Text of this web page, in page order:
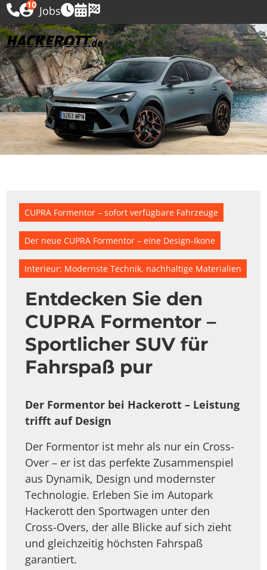
10 Jobs
CUPRA Formentor – sofort verfügbare Fahrzeuge
Der neue CUPRA Formentor – eine Design-Ikone
Interieur: Modernste Technik, nachhaltige Materialien
Entdecken Sie den
CUPRA Formentor –
Sportlicher SUV für
Fahrspaß pur
Der Formentor bei Hackerott – Leistung
trifft auf Design
Der Formentor ist mehr als nur ein Cross-
Over – er ist das perfekte Zusammenspiel
aus Dynamik, Design und modernster
Technologie. Erleben Sie im Autopark
Hackerott den Sportwagen unter den
Cross-Overs, der alle Blicke auf sich zieht
und gleichzeitig höchsten Fahrspaß
garantiert.